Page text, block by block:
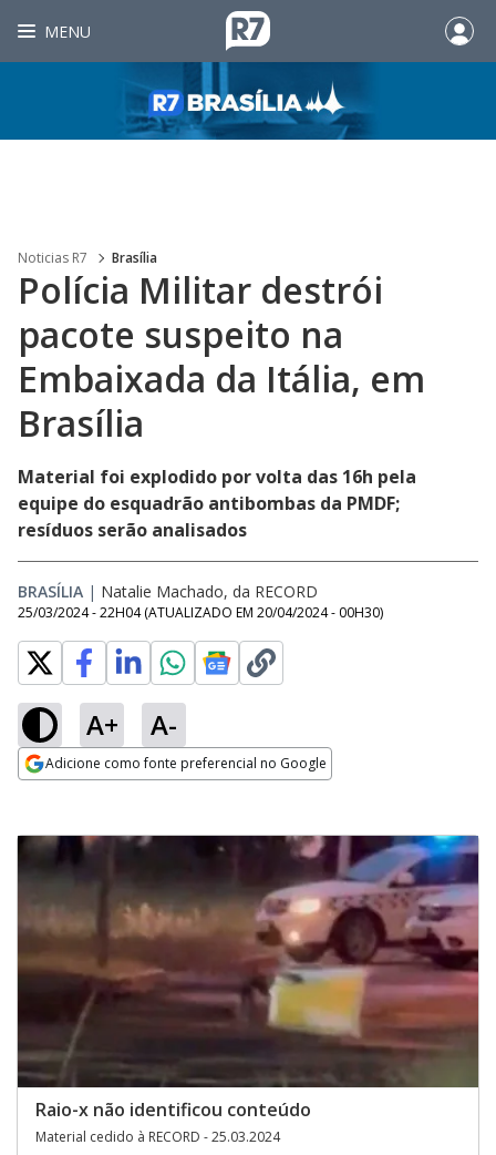
MENU
Noticias R7 Brasília
Polícia Militar destrói
pacote suspeito na
Embaixada da Itália, em
Brasília
Material foi explodido por volta das 16h pela
equipe do esquadrão antibombas da PMDF;
resíduos serão analisados
BRASÍLIA | Natalie Machado, da RECORD
25/03/2024 - 22H04 (ATUALIZADO EM 20/04/2024 - 00H30)
A+ A-
Adicione como fonte preferencial no Google
Raio-x não identificou conteúdo
Material cedido à RECORD - 25.03.2024